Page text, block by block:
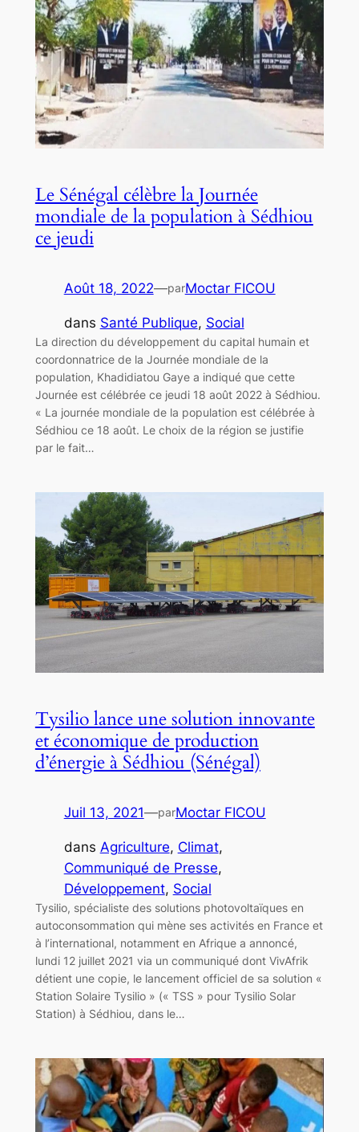
Le Sénégal célèbre la Journée
mondiale de la population à Sédhiou
ce jeudi
Août 18, 2022—parMoctar FICOU
dans Santé Publique, Social
La direction du développement du capital humain et
coordonnatrice de la Journée mondiale de la
population, Khadidiatou Gaye a indiqué que cette
Journée est célébrée ce jeudi 18 août 2022 à Sédhiou.
« La journée mondiale de la population est célébrée à
Sédhiou ce 18 août. Le choix de la région se justifie
par le fait…
Tysilio lance une solution innovante
et économique de production
d’énergie à Sédhiou (Sénégal)
Juil 13, 2021—parMoctar FICOU
dans Agriculture, Climat
Communiqué de Presse
Développement, Social
Tysilio, spécialiste des solutions photovoltaïques en
autoconsommation qui mène ses activités en France et
à l’international, notamment en Afrique a annoncé,
lundi 12 juillet 2021 via un communiqué dont VivAfrik
détient une copie, le lancement officiel de sa solution «
Station Solaire Tysilio » (« TSS » pour Tysilio Solar
Station) à Sédhiou, dans le…